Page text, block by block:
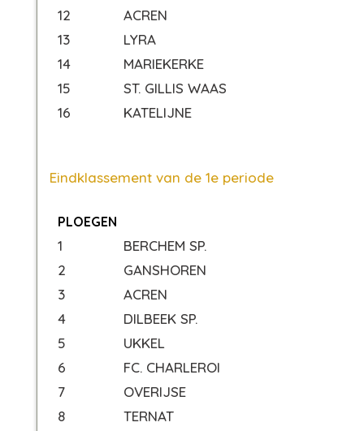
12
ACREN
13
LYRA
14
MARIEKERKE
15
ST. GILLIS WAAS
16
KATELIJNE
Eindklassement van de 1e periode
PLOEGEN
1
BERCHEM SP.
2
GANSHOREN
3
ACREN
4
DILBEEK SP.
5
UKKEL
6
FC. CHARLEROI
7
OVERIJSE
8
TERNAT